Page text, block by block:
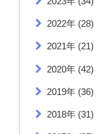
2022年(28)
2021年(21)
2020年(42)
2019年(36)
2018年(31)